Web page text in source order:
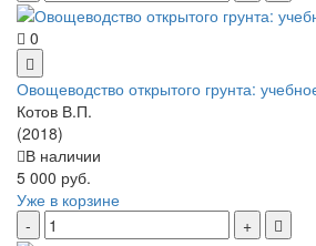
0
Овощеводство открытого грунта:
Котов В.П.
(2018)
В наличии
5 000 руб.
Уже в корзине